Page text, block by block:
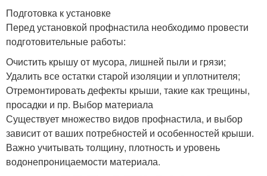
Подготовка к установке
Перед установкой профнастила необходимо провести
подготовительные работы:
Очистить крышу от мусора, лишней пыли и грязи;
Удалить все остатки старой изоляции и уплотнителя;
Отремонтировать дефекты крыши, такие как трещины,
просадки и пр. Выбор материала
Существует множество видов профнастила, и выбор
зависит от ваших потребностей и особенностей крыши.
Важно учитывать толщину, плотность и уровень
водонепроницаемости материала.